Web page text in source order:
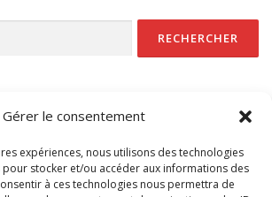
Gérer le consentement
expériences, nous utilisons des technologies
stocker et/ou accéder aux informations des
à ces technologies nous permettra de